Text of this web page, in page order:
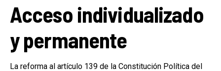
Acceso individualizado
y permanente
La reforma al artículo 139 de la Constitución Política del